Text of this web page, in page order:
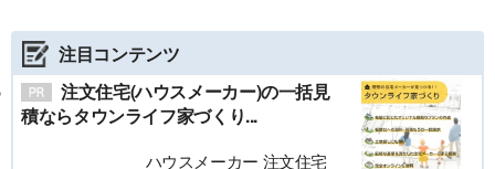
注目コンテンツ
注文住宅(ハウスメーカー)の一括見
積ならタウンライフ家づくり...
ハウスメーカー 注文住宅